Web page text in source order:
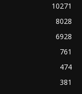
10271
8028
6928
761
474
381